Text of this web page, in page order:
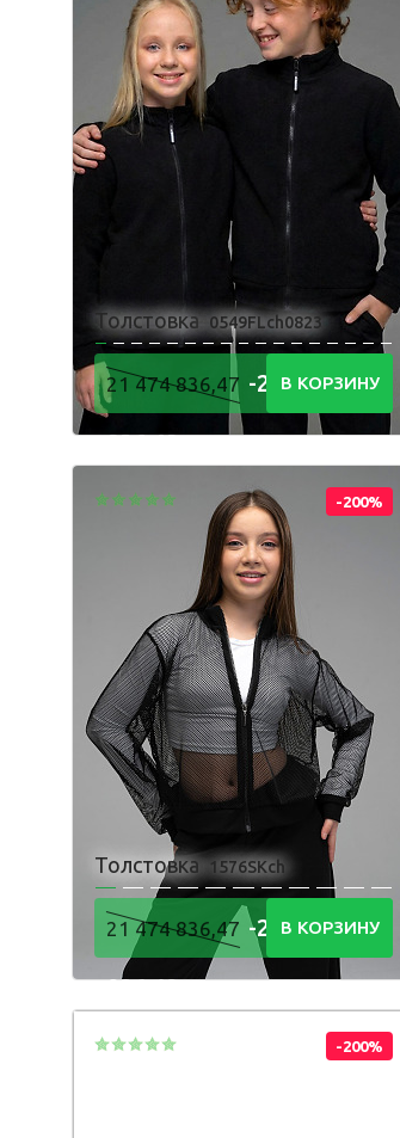
Пижама
Толстовка 0549FLch0823
21 474 836,47 -21 474
836,48Р
В КОРЗИНУ
-200%
Толстовка 1576SKch
21 474 836,47 -21 474
836,48Р
В КОРЗИНУ
-200%